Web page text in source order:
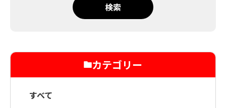
検索
カテゴリー
すべて